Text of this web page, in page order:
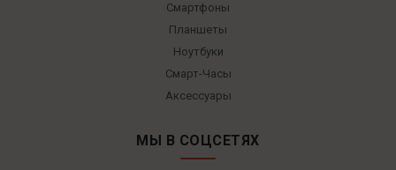
Смартфоны
Планшеты
Ноутбуки
Смарт-Часы
Аксессуары
МЫ В СОЦСЕТЯХ